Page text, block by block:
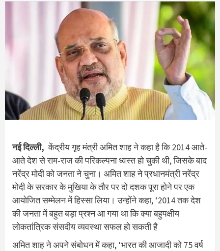
नई दिल्ली, केंद्रीय गृह मंत्री अमित शाह ने कहा है कि 2014 आते-
आते देश से राम-राज की परिकल्पना ध्वस्त हो चुकी थी, जिसके बाद
नरेंद्र मोदी को जनता ने चुना। अमित शाह ने प्रधानमंत्री नरेंद्र
मोदी के सरकार के मुखिया के तौर पर दो दशक पूरा होने पर एक
आयोजित सम्मेलन में हिस्सा लिया। उन्होंने कहा, ‘2014 तक देश
की जनता में बहुत बड़ा प्रश्न आ गया था कि क्या बहुपक्षीय
लोकतांत्रिक संसदीय व्यवस्था सफल हो सकती है
अमित शाह ने अपने संबोधन में कहा, ‘भारत की आजादी को 75 वर्ष